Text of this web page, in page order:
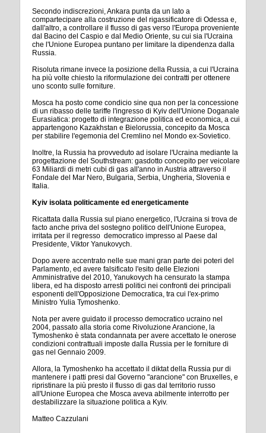
Secondo indiscrezioni, Ankara punta da un lato a
compartecipare alla costruzione del rigassificatore di Odessa e,
dall'altro, a controllare il flusso di gas verso l'Europa proveniente
dal Bacino del Caspio e dal Medio Oriente, su cui sia l'Ucraina
che l'Unione Europea puntano per limitare la dipendenza dalla
Russia.
Risoluta rimane invece la posizione della Russia, a cui l'Ucraina
ha più volte chiesto la riformulazione dei contratti per ottenere
uno sconto sulle forniture.
Mosca ha posto come condicio sine qua non per la concessione
di un ribasso delle tariffe l'ingresso di Kyiv dell'Unione Doganale
Eurasiatica: progetto di integrazione politica ed economica, a cui
appartengono Kazakhstan e Bielorussia, concepito da Mosca
per stabilire l'egemonia del Cremlino nel Mondo ex-Sovietico.
Inoltre, la Russia ha provveduto ad isolare l'Ucraina mediante la
progettazione del Southstream: gasdotto concepito per veicolare
63 Miliardi di metri cubi di gas all'anno in Austria attraverso il
Fondale del Mar Nero, Bulgaria, Serbia, Ungheria, Slovenia e
Italia.
Kyiv isolata politicamente ed energeticamente
Ricattata dalla Russia sul piano energetico, l'Ucraina si trova de
facto anche priva del sostegno politico dell'Unione Europea,
irritata per il regresso democratico impresso al Paese dal
Presidente, Viktor Yanukovych.
Dopo avere accentrato nelle sue mani gran parte dei poteri del
Parlamento, ed avere falsificato l'esito delle Elezioni
Amministrative del 2010, Yanukovych ha censurato la stampa
libera, ed ha disposto arresti politici nei confronti dei principali
esponenti dell'Opposizione Democratica, tra cui l'ex-primo
Ministro Yulia Tymoshenko.
Nota per avere guidato il processo democratico ucraino nel
2004, passato alla storia come Rivoluzione Arancione, la
Tymoshenko è stata condannata per avere accettato le onerose
condizioni contrattuali imposte dalla Russia per le forniture di
gas nel Gennaio 2009.
Allora, la Tymoshenko ha accettato il diktat della Russia pur di
mantenere i patti presi dal Governo "arancione" con Bruxelles, e
ripristinare la più presto il flusso di gas dal territorio russo
all'Unione Europea che Mosca aveva abilmente interrotto per
destabilizzare la situazione politica a Kyiv.
Matteo Cazzulani